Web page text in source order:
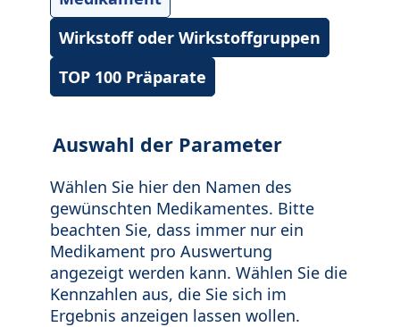
Wirkstoff oder Wirkstoffgruppen
TOP 100 Präparate
Auswahl der Parameter
Wählen Sie hier den Namen des
gewünschten Medikamentes. Bitte
beachten Sie, dass immer nur ein
Medikament pro Auswertung
angezeigt werden kann. Wählen Sie die
Kennzahlen aus, die Sie sich im
Ergebnis anzeigen lassen wollen.